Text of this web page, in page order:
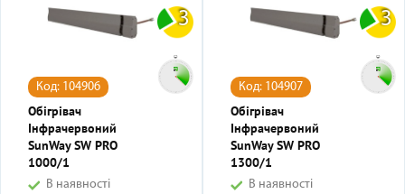
3
Код: 104906
Обігрівач
Інфрачервоний
SunWay SW PRO
1000/1
В наявності
3
Код: 104907
Обігрівач
Інфрачервоний
SunWay SW PRO
1300/1
В наявності